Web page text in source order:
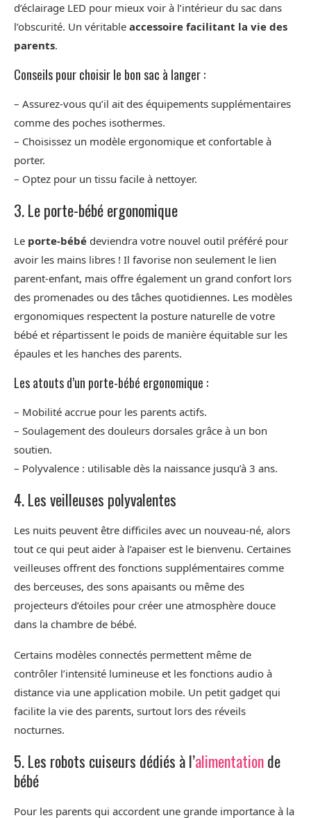
d’éclairage LED pour mieux voir à l’intérieur du sac dans
l’obscurité. Un véritable accessoire facilitant la vie des
parents.
Conseils pour choisir le bon sac à langer :
– Assurez-vous qu’il ait des équipements supplémentaires
comme des poches isothermes.
– Choisissez un modèle ergonomique et confortable à
porter.
– Optez pour un tissu facile à nettoyer.
3. Le porte-bébé ergonomique
Le porte-bébé deviendra votre nouvel outil préféré pour
avoir les mains libres ! Il favorise non seulement le lien
parent-enfant, mais offre également un grand confort lors
des promenades ou des tâches quotidiennes. Les modèles
ergonomiques respectent la posture naturelle de votre
bébé et répartissent le poids de manière équitable sur les
épaules et les hanches des parents.
Les atouts d’un porte-bébé ergonomique :
– Mobilité accrue pour les parents actifs.
– Soulagement des douleurs dorsales grâce à un bon
soutien.
– Polyvalence : utilisable dès la naissance jusqu’à 3 ans.
4. Les veilleuses polyvalentes
Les nuits peuvent être difficiles avec un nouveau-né, alors
tout ce qui peut aider à l’apaiser est le bienvenu. Certaines
veilleuses offrent des fonctions supplémentaires comme
des berceuses, des sons apaisants ou même des
projecteurs d’étoiles pour créer une atmosphère douce
dans la chambre de bébé.
Certains modèles connectés permettent même de
contrôler l’intensité lumineuse et les fonctions audio à
distance via une application mobile. Un petit gadget qui
facilite la vie des parents, surtout lors des réveils
nocturnes.
5. Les robots cuiseurs dédiés à l’alimentationde
bébé
Pour les parents qui accordent une grande importance à la